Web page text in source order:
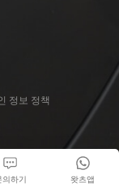
정보 정책
왓츠앱
의하기